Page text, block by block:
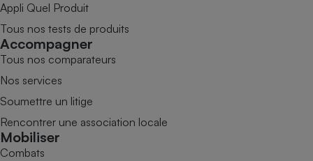
Appli Quel Produit
Tous nos tests de produits
Accompagner
Tous nos comparateurs
Nos services
Soumettre un litige
Rencontrer une association locale
Mobiliser
Combats